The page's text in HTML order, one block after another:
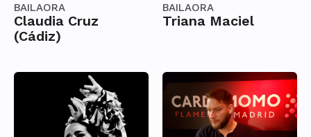
BAILAORA
Claudia Cruz
(Cádiz)
BAILAORA
Triana Maciel